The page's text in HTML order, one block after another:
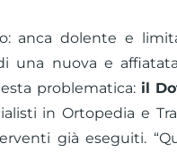
anca dolente e
una nuova e
problematica: il
in Ortopedia e
già eseguiti.